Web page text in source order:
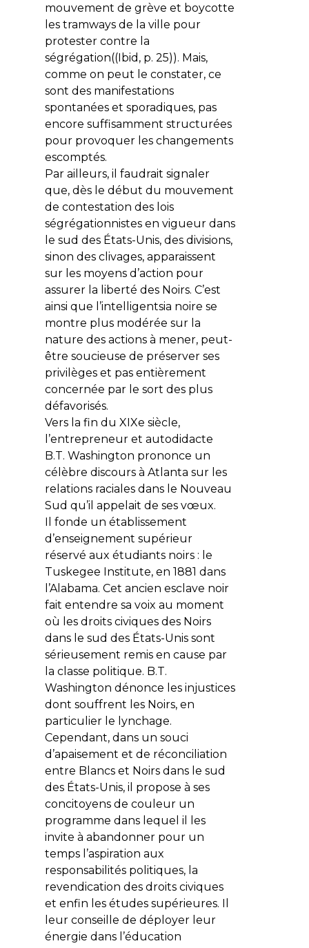
mouvement de grève et boycotte
les tramways de la ville pour
protester contre la
ségrégation((Ibid, p. 25)). Mais,
comme on peut le constater, ce
sont des manifestations
spontanées et sporadiques, pas
encore suffisamment structurées
pour provoquer les changements
escomptés.
Par ailleurs, il faudrait signaler
que, dès le début du mouvement
de contestation des lois
ségrégationnistes en vigueur dans
le sud des États-Unis, des divisions,
sinon des clivages, apparaissent
sur les moyens d’action pour
assurer la liberté des Noirs. C’est
ainsi que l’intelligentsia noire se
montre plus modérée sur la
nature des actions à mener, peut-
être soucieuse de préserver ses
privilèges et pas entièrement
concernée par le sort des plus
défavorisés.
Vers la fin du XIXe siècle,
l’entrepreneur et autodidacte
B.T. Washington prononce un
célèbre discours à Atlanta sur les
relations raciales dans le Nouveau
Sud qu’il appelait de ses vœux.
Il fonde un établissement
d’enseignement supérieur
réservé aux étudiants noirs : le
Tuskegee Institute, en 1881 dans
l’Alabama. Cet ancien esclave noir
fait entendre sa voix au moment
où les droits civiques des Noirs
dans le sud des États-Unis sont
sérieusement remis en cause par
la classe politique. B.T.
Washington dénonce les injustices
dont souffrent les Noirs, en
particulier le lynchage.
Cependant, dans un souci
d’apaisement et de réconciliation
entre Blancs et Noirs dans le sud
des États-Unis, il propose à ses
concitoyens de couleur un
programme dans lequel il les
invite à abandonner pour un
temps l’aspiration aux
responsabilités politiques, la
revendication des droits civiques
et enfin les études supérieures. Il
leur conseille de déployer leur
énergie dans l’éducation